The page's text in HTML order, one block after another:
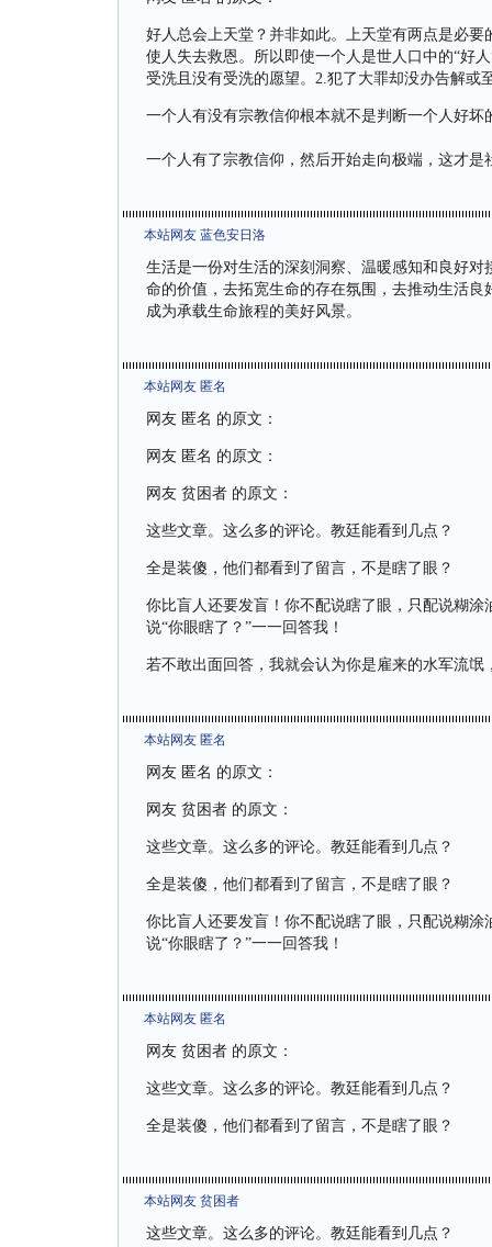
好人总会上天堂？并非如此。上天堂有两点是必
使人失去救恩。所以即使一个人是世人口中的“好
受洗且没有受洗的愿望。2.犯了大罪却没办告解或
一个人有没有宗教信仰根本就不是判断一个人好坏
一个人有了宗教信仰，然后开始走向极端，这才是
本站网友 蓝色安日洛
生活是一份对生活的深刻洞察、温暖感知和良好
命的价值，去拓宽生命的存在氛围，去推动生活
成为承载生命旅程的美好风景。
本站网友 匿名
网友 匿名 的原文：
网友 匿名 的原文：
网友 贫困者 的原文：
这些文章。这么多的评论。教廷能看到几点？
全是装傻，他们都看到了留言，不是瞎了眼？
你比盲人还要发盲！你不配说瞎了眼，只配说糊
说“你眼瞎了？”一一回答我！
若不敢出面回答，我就会认为你是雇来的水军流
本站网友 匿名
网友 匿名 的原文：
网友 贫困者 的原文：
这些文章。这么多的评论。教廷能看到几点？
全是装傻，他们都看到了留言，不是瞎了眼？
你比盲人还要发盲！你不配说瞎了眼，只配说糊
说“你眼瞎了？”一一回答我！
本站网友 匿名
网友 贫困者 的原文：
这些文章。这么多的评论。教廷能看到几点？
全是装傻，他们都看到了留言，不是瞎了眼？
本站网友 贫困者
这些文章。这么多的评论。教廷能看到几点？